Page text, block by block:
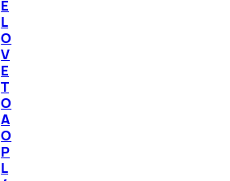
E
L
O
V
E
T
O
A
O
P
L